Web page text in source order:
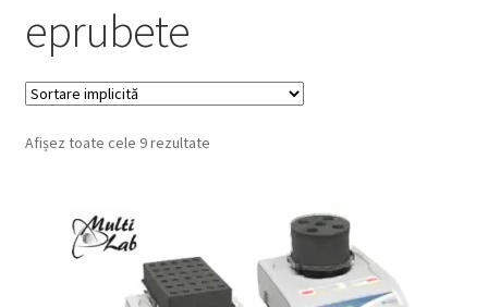
Coș
Plată
Request a Quote
Service
eprubete
Afișez toate cele 9 rezultate